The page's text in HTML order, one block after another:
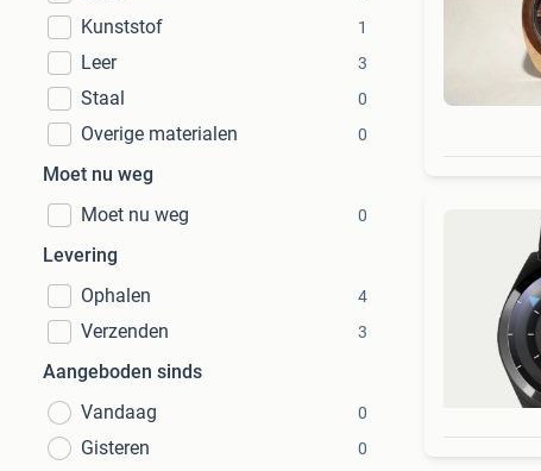
Kunststof 1
Leer 3
Staal 0
Overige materialen 0
Moet nu weg
Moet nu weg
0
Levering
Ophalen
4
Verzenden 3
Aangeboden sinds
Vandaag
0
Gisteren 0